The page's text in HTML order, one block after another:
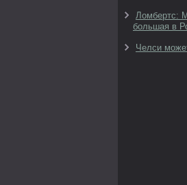
Ломбертс:
большая в
Челси